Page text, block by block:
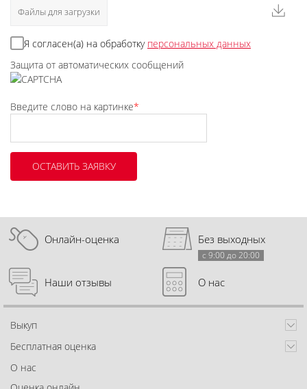
Файлы для загрузки
Я согласен(а) на обработку персональных данных
Защита от автоматических сообщений
Введите слово на картинке*
Онлайн-оценка Без выходных
с 9:00 до 20:00
Наши отзывы О нас
Выкуп
Бесплатная оценка
О нас